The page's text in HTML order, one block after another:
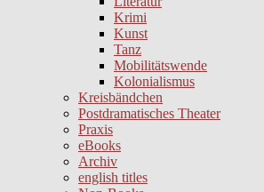
Krimi
Kunst
Tanz
Mobilitätswende
Kolonialismus
Kreisbändchen
Postdramatisches Theater
Praxis
eBooks
Archiv
english titles